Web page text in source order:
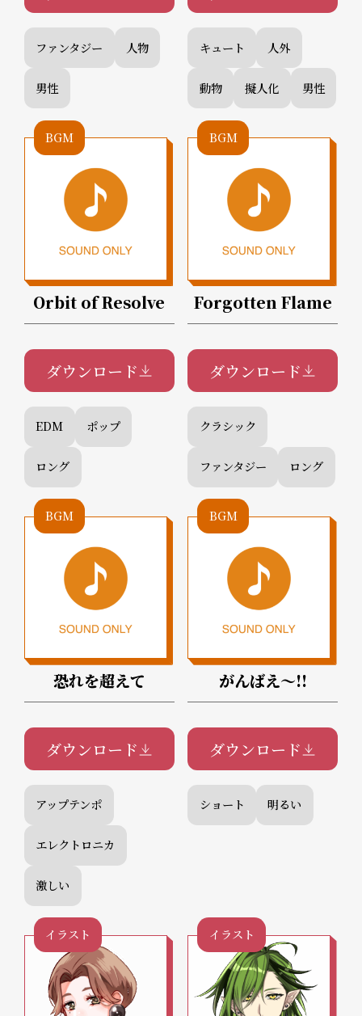
ファンタジー 人物
男性
キュート 人外
動物 擬人化 男性
BGM
Orbit of Resolve
ダウンロード
EDM ポップ
ロング
BGM
Forgotten Flame
ダウンロード
クラシック
ファンタジー ロング
BGM
恐れを超えて
ダウンロード
アップテンポ
エレクトロニカ
激しい
BGM
がんばえ～!!
ダウンロード
ショート 明るい
イラスト イラスト